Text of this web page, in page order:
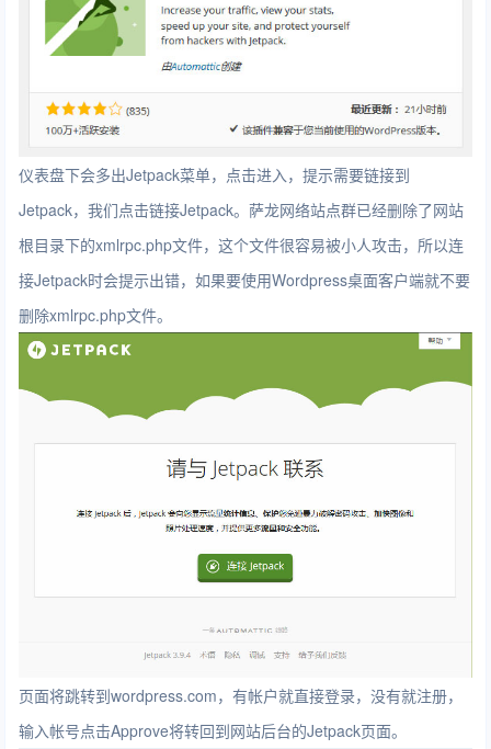
仪表盘下会多出Jetpack菜单，点击进入，提示需要链接到
Jetpack，我们点击链接Jetpack。萨龙网络站点群已经删除了网站
根目录下的xmlrpc.php文件，这个文件很容易被小人攻击，所以连
接Jetpack时会提示出错，如果要使用Wordpress桌面客户端就不要
删除xmlrpc.php文件。
页面将跳转到wordpress.com，有帐户就直接登录，没有就注册，
输入帐号点击Approve将转回到网站后台的Jetpack页面。